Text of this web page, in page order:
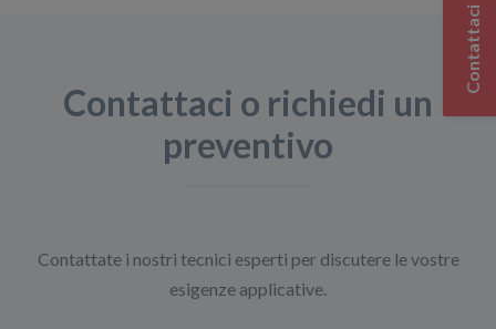
Contattaci o richiedi un
preventivo
Contattate i nostri tecnici esperti per discutere le vostre
esigenze applicative.
Contattaci